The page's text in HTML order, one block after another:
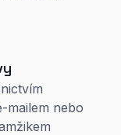
mailem nebo